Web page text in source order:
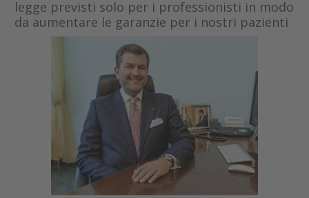
legge previsti solo per i professionisti in modo
da aumentare le garanzie per i nostri pazienti